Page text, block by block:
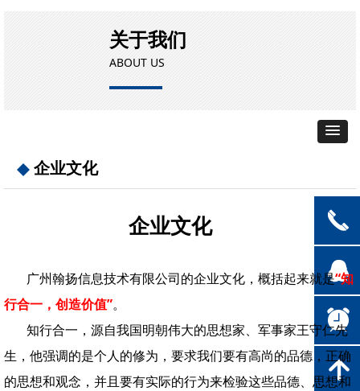
关于我们
ABOUT US
企业文化
企业文化
广州翰扬信息技术有限公司的企业文化，概括起来就是“知
行合一，创造价值”。
知行合一，源自我国明朝伟大的思想家、军事家王守仁先
生，他强调的是个人的修为，要求我们要有高尚的品德，正确
的思想和观念，并且要有实际的行为来检验这些品德、思想和
끅
뀩
뀥
녕